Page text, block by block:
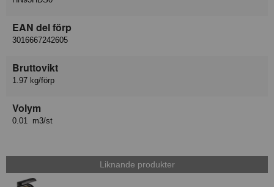
EAN del förp
3016667242605
Bruttovikt
1.97 kg/förp
Volym
0.01 m3/st
Liknande produkter